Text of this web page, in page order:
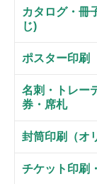
カタログ・冊
じ)
ポスター印刷
名刺・トレー
券・席札
封筒印刷（オ
チケット印刷